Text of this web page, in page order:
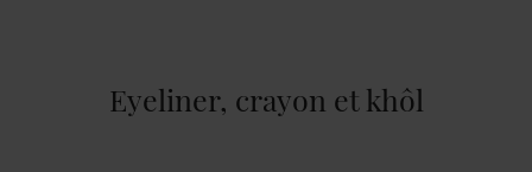
Eyeliner, crayon et khôl